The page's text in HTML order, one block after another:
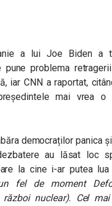
a lui Joe Biden a
problema
iar CNN a raportat,
mai vrea o
democraților panica
au lăsat loc
la cine i-ar putea
fel de moment
război nuclear). Cel